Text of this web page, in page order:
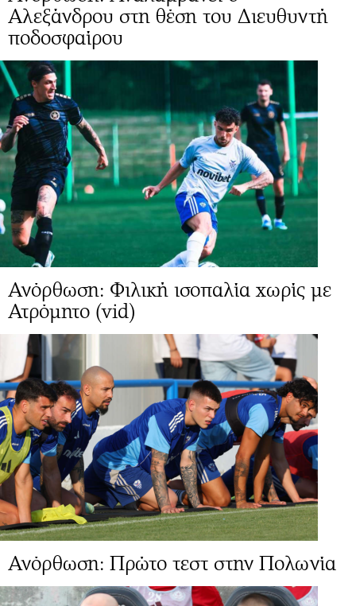
Αλεξάνδρου στη θέση του Διευθυντή
ποδοσφαίρου
Ανόρθωση: Φιλική ισοπαλία χωρίς με
Ατρόμητο (vid)
Ανόρθωση: Πρώτο τεστ στην Πολωνία